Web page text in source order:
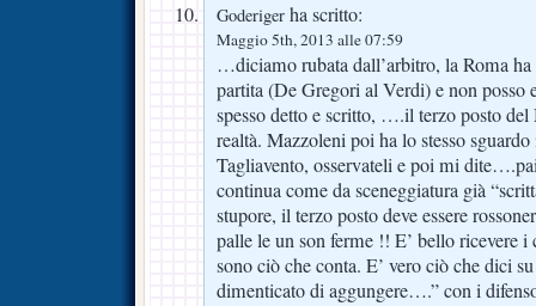
Goderiger ha scritto:
Maggio 5th, 2013 alle 07:59
…diciamo rubata dall’arbitro, la Roma
partita (De Gregori al Verdi) e non posso
spesso detto e scritto, ….il terzo posto
realtà. Mazzoleni poi ha lo stesso
Tagliavento, osservateli e poi mi
continua come da sceneggiatura già
stupore, il terzo posto deve essere
palle le un son ferme !! E’ bello ricevere
sono ciò che conta. E’ vero ciò che dici
dimenticato di aggungere….” con i